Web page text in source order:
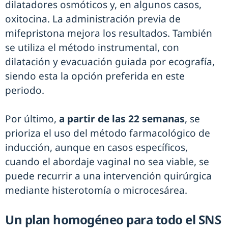
dilatadores osmóticos y, en algunos casos,
oxitocina. La administración previa de
mifepristona mejora los resultados. También
se utiliza el método instrumental, con
dilatación y evacuación guiada por ecografía,
siendo esta la opción preferida en este
periodo.
Por último, a partir de las 22 semanas, se
prioriza el uso del método farmacológico de
inducción, aunque en casos específicos,
cuando el abordaje vaginal no sea viable, se
puede recurrir a una intervención quirúrgica
mediante histerotomía o microcesárea.
Un plan homogéneo para todo el SNS